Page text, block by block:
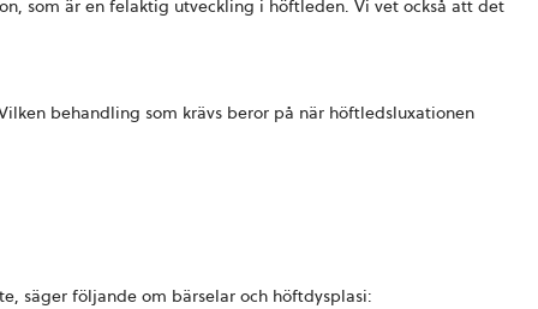
som är en felaktig utveckling i höftleden. Vi vet också att det
behandling som krävs beror på när höftledsluxationen
säger följande om bärselar och höftdysplasi: